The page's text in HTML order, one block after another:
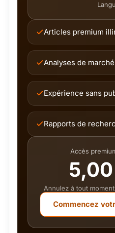
Articles premium
Analyses de
Expérience sans
Rapports de
Accès
Annulez à tout
Commencez